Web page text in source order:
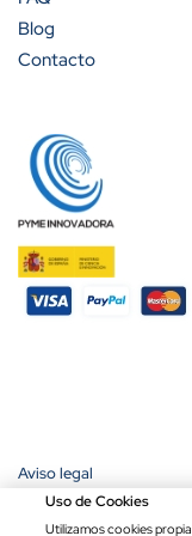
Blog
Contacto
Aviso legal
Política de privacidad
Uso de Cookies
Utilizamos cookies